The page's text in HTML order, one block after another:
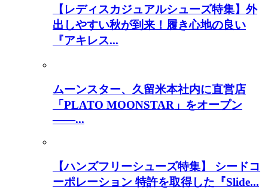
【レディスカジュアルシューズ特集】外
出しやすい秋が到来！履き心地の良い
『アキレス...
ムーンスター、久留米本社内に直営店
「PLATO MOONSTAR」をオープン
――...
【ハンズフリーシューズ特集】 シードコ
ーポレーション 特許を取得した『Slide...